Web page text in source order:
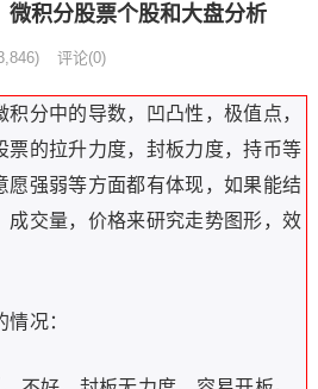
微积分股票个股和大盘分析
评论(0)
分中的导数，凹凸性，极值点，
票的拉升力度，封板力度，持币等
愿强弱等方面都有体现，如果能结
成交量，价格来研究走势图形，效
况：